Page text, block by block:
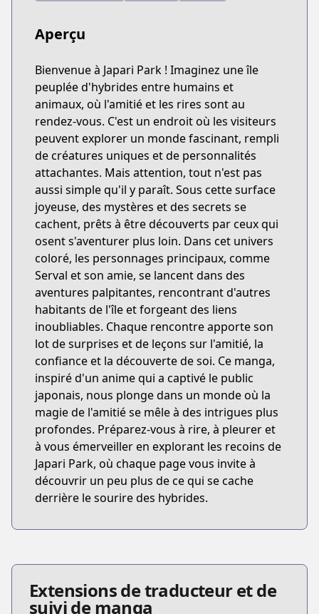
Aperçu
Bienvenue à Japari Park ! Imaginez une île
peuplée d'hybrides entre humains et
animaux, où l'amitié et les rires sont au
rendez-vous. C'est un endroit où les visiteurs
peuvent explorer un monde fascinant, rempli
de créatures uniques et de personnalités
attachantes. Mais attention, tout n'est pas
aussi simple qu'il y paraît. Sous cette surface
joyeuse, des mystères et des secrets se
cachent, prêts à être découverts par ceux qui
osent s'aventurer plus loin. Dans cet univers
coloré, les personnages principaux, comme
Serval et son amie, se lancent dans des
aventures palpitantes, rencontrant d'autres
habitants de l'île et forgeant des liens
inoubliables. Chaque rencontre apporte son
lot de surprises et de leçons sur l'amitié, la
confiance et la découverte de soi. Ce manga,
inspiré d'un anime qui a captivé le public
japonais, nous plonge dans un monde où la
magie de l'amitié se mêle à des intrigues plus
profondes. Préparez-vous à rire, à pleurer et
à vous émerveiller en explorant les recoins de
Japari Park, où chaque page vous invite à
découvrir un peu plus de ce qui se cache
derrière le sourire des hybrides.
Extensions de traducteur et de
suivi de manga